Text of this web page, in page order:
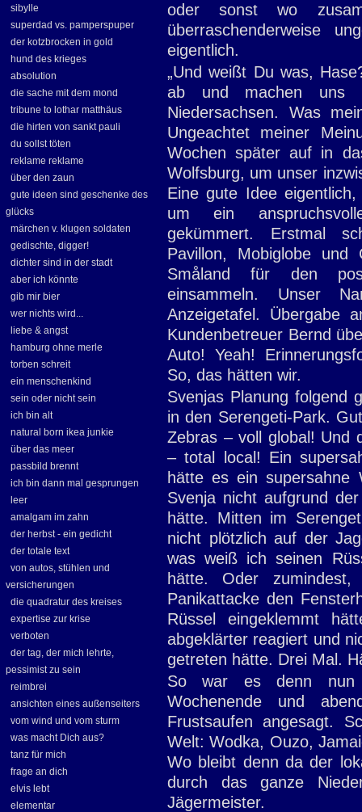
sibylle
superdad vs. pamperspuper
der kotzbrocken in gold
hund des krieges
absolution
die sache mit dem mond
tribune to lothar matthäus
die hirten von sankt pauli
du sollst töten
reklame reklame
über den zaun
gute ideen sind geschenke des
glücks
märchen v. klugen soldaten
gedischte, digger!
dichter sind in der stadt
aber ich könnte
gib mir bier
wer nichts wird...
liebe & angst
hamburg ohne merle
torben schreit
ein menschenkind
sein oder nicht sein
ich bin alt
natural born ikea junkie
über das meer
passbild brennt
ich bin dann mal gesprungen
leer
amalgam im zahn
der herbst - ein gedicht
der totale text
von autos, stühlen und
versicherungen
die quadratur des kreises
expertise zur krise
verboten
der tag, der mich lehrte,
pessimist zu sein
reimbrei
ansichten eines außenseiters
vom wind und vom sturm
was macht Dich aus?
tanz für mich
frage an dich
elvis lebt
elementar
oder sonst wo
überraschenderweise
eigentlich.
„Und weißt Du was,
ab und machen uns
Niedersachsen. Was
Ungeachtet meiner
Wochen später auf in
Wolfsburg, um unser
Eine gute Idee
um ein
gekümmert. Erstmal
Pavillon, Mobiglobe
Småland für den
einsammeln. Unser
Anzeigetafel. Übergabe
Kundenbetreuer Bernd
Auto! Yeah!
So, das hätten wir.
Svenjas Planung folgend
in den Serengeti-Park.
Zebras – voll global! Und
– total local! Ein
hätte es ein supersahne
Svenja nicht aufgrund
hätte. Mitten im
nicht plötzlich auf der
was weiß ich seinen
hätte. Oder
Panikattacke den
Rüssel eingeklemmt
abgeklärter reagiert und
getreten hätte. Drei Mal.
So war es denn nun
Wochenende und
Frustsaufen angesagt.
Welt: Wodka, Ouzo,
Wo bleibt denn da der
durch das ganze
Jägermeister.